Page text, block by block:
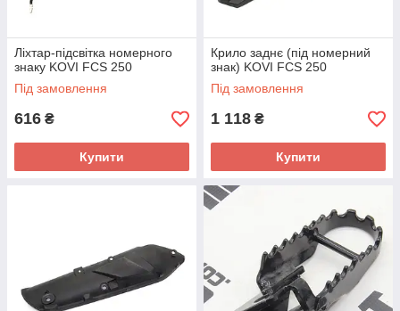
Ліхтар-підсвітка номерного
знаку KOVI FCS 250
Під замовлення
616 ₴
Купити
Крило заднє (під номерний
знак) KOVI FCS 250
Під замовлення
1 118 ₴
Купити